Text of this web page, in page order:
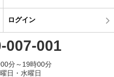
ログイン
007-001
分～19時00分
日・水曜日